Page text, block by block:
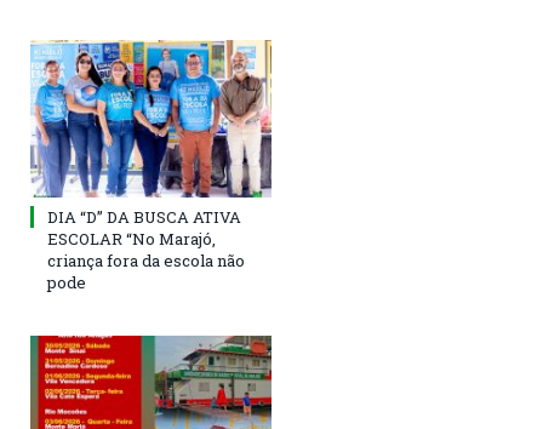
DIA “D” DA BUSCA ATIVA
ESCOLAR “No Marajó,
criança fora da escola não
pode